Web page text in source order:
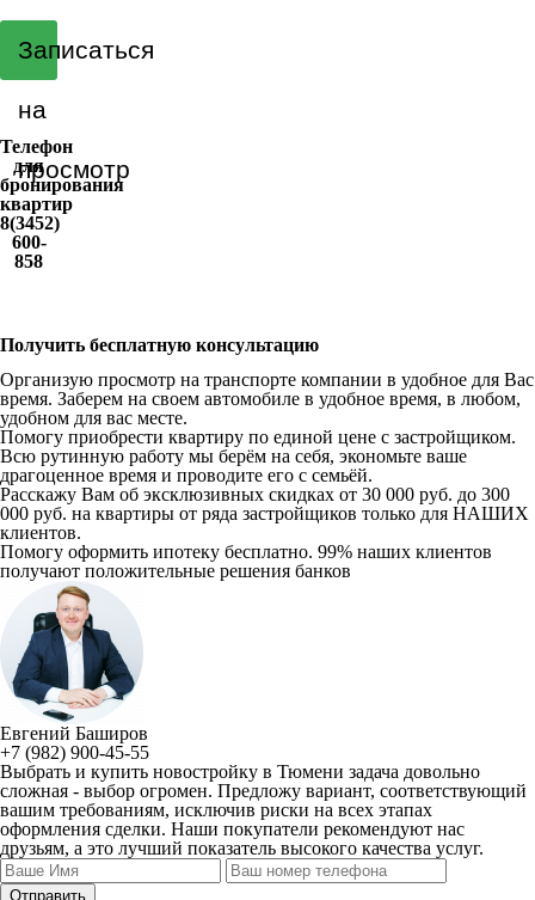
Записаться
на
просмотр
Телефон
для
бронирования
квартир
8(3452)
600-
858
Получить бесплатную консультацию
Организую просмотр на транспорте компании в удобное для Вас
время. Заберем на своем автомобиле в удобное время, в любом,
удобном для вас месте.
Помогу приобрести квартиру по единой цене с застройщиком.
Всю рутинную работу мы берём на себя, экономьте ваше
драгоценное время и проводите его с семьёй.
Расскажу Вам об эксклюзивных скидках от 30 000 руб. до 300
000 руб. на квартиры от ряда застройщиков только для НАШИХ
клиентов.
Помогу оформить ипотеку бесплатно. 99% наших клиентов
получают положительные решения банков
Евгений Баширов
+7 (982) 900-45-55
Выбрать и купить новостройку в Тюмени задача довольно
сложная - выбор огромен. Предложу вариант, соответствующий
вашим требованиям, исключив риски на всех этапах
оформления сделки. Наши покупатели рекомендуют нас
друзьям, а это лучший показатель высокого качества услуг.